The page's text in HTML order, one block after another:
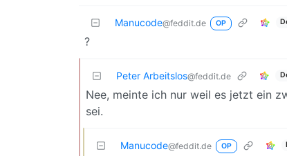
Manucode@feddit.de OP
?
Peter Arbeitslos@feddit.de
Nee, meinte ich nur weil es jetzt ein
sei.
Manucode@feddit.de OP